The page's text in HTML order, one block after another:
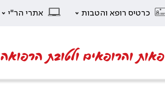
כרטיס רופא והטבות אתרי הר"י
והרופאים ולטובת הרפואה